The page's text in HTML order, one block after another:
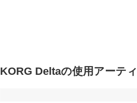
KORG Deltaの使用アーテ